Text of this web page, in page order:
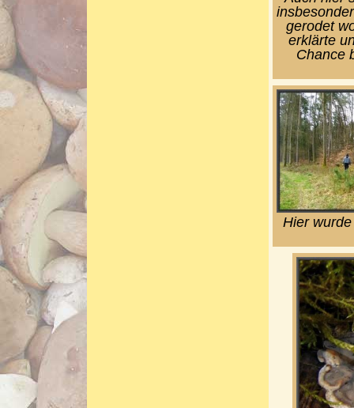
gerodet
erklärte
Chance
Hier